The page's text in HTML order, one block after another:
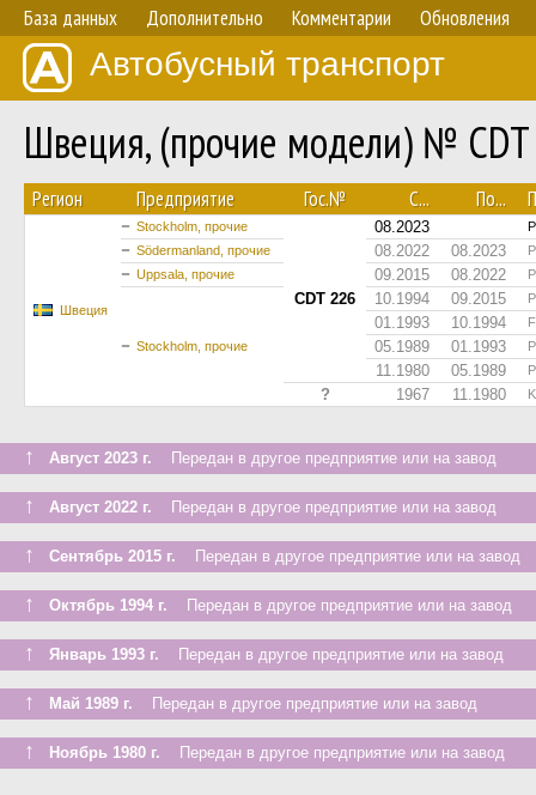
База данных Дополнительно Комментарии Обновления
Автобусный транспорт
Швеция, (прочие модели) №
Регион Предприятие Гос.№ С... По...
Швеция
Stockholm, прочие
CDT 226
08.2023
Södermanland, прочие
08.2022 08.2023
Uppsala, прочие
09.2015 08.2022
Stockholm, прочие
10.1994 09.2015
01.1993 10.1994
05.1989 01.1993
11.1980 05.1989
? 1967 11.1980
↑ Август 2023 г. Передан в другое предприятие или на завод
↑ Август 2022 г. Передан в другое предприятие или на завод
↑ Сентябрь 2015 г. Передан в другое предприятие или на завод
↑ Октябрь 1994 г. Передан в другое предприятие или на завод
↑ Январь 1993 г. Передан в другое предприятие или на завод
↑ Май 1989 г. Передан в другое предприятие или на завод
↑ Ноябрь 1980 г. Передан в другое предприятие или на завод